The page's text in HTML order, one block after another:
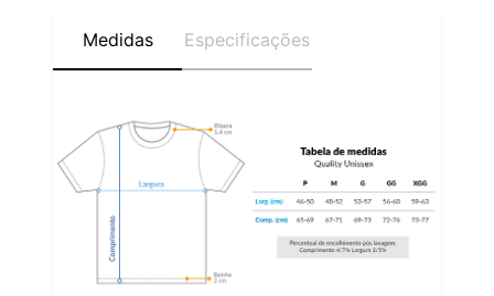
Medidas Especificações